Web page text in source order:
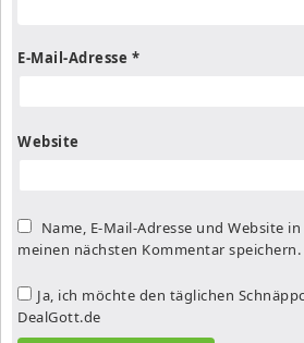
E-Mail-Adresse *
Website
Name, E-Mail-Adresse und Website
meinen nächsten Kommentar speichern.
Ja, ich möchte den täglichen
DealGott.de